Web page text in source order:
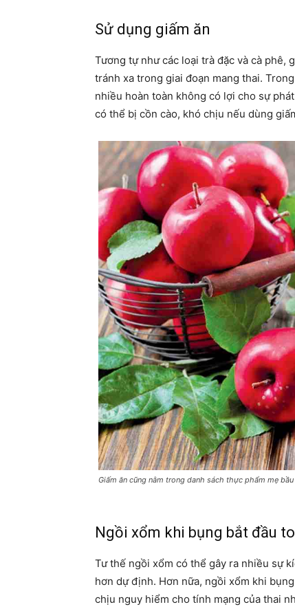
Sử dụng giấm ăn
Tương tự như các loại trà đặc và cà phê,
tránh xa trong giai đoạn mang thai.
nhiều hoàn toàn không có lợi cho sự
có thể bị cồn cào, khó chịu nếu dùng
Giấm ăn cũng nằm trong danh sách thực phẩm mẹ bầu
Ngồi xổm khi bụng bắt đầu to
Tư thế ngồi xổm có thể gây ra nhiều sự
hơn dự định. Hơn nữa, ngồi xổm khi
chịu nguy hiểm cho tính mạng của thai